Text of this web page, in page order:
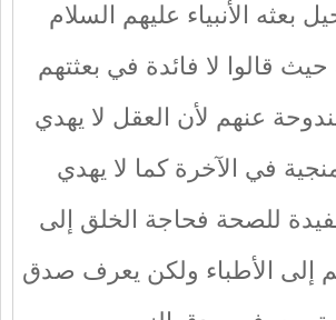
بعثه الأنبياء عليهم السلام
حيث قالوا لا فائدة في بعثتهم
عنهم لأن العقل لا يهدي
في الآخرة كما لا يهدي
للصحة فحاجة الخلق إلى
إلى الأطباء ولكن يعرف صدق